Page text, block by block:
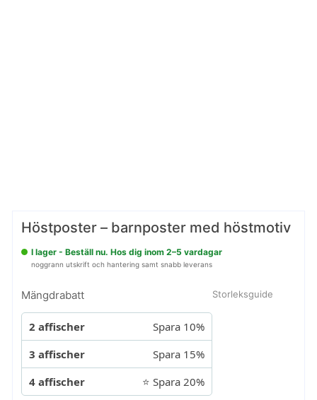
Höstposter – barnposter med höstmotiv
I lager - Beställ nu. Hos dig inom 2–5 vardagar
noggrann utskrift och hantering samt snabb leverans
Storleksguide
Mängdrabatt
2 affischer
Spara 10%
3 affischer
Spara 15%
4 affischer
⭐ Spara 20%